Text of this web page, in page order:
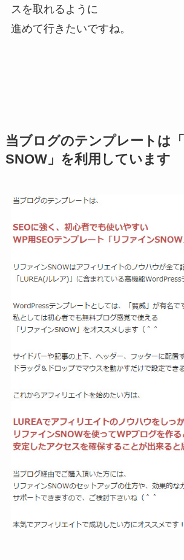
スを取れるように
進めて行きたいですね。
当ブログのテンプレートは
SNOW」を利用しています